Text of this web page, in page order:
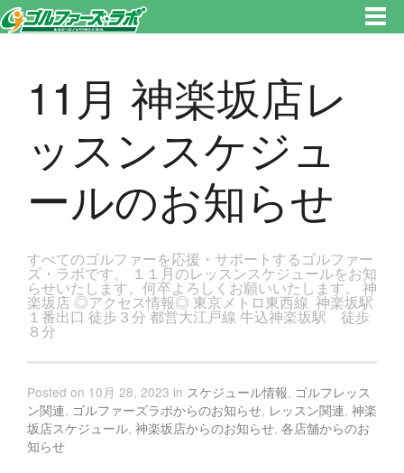
す。新宿区、若松河田で気軽にゴルフレッスン！
11月 神楽坂店レ
ッスンスケジュ
ールのお知らせ
すべてのゴルファーを応援・サポートするゴルファー
ズ・ラボです。 １１月のレッスンスケジュールをお知
らせいたします。何卒よろしくお願いいたします。 神
楽坂店 ◎アクセス情報◎ 東京メトロ東西線 神楽坂駅
１番出口 徒歩３分 都営大江戸線 牛込神楽坂駅 徒歩
８分
Posted on 10月 28, 2023 in スケジュール情報, ゴルフレッス
ン関連, ゴルファーズラボからのお知らせ, レッスン関連, 神楽
坂店スケジュール, 神楽坂店からのお知らせ, 各店舗からのお
知らせ